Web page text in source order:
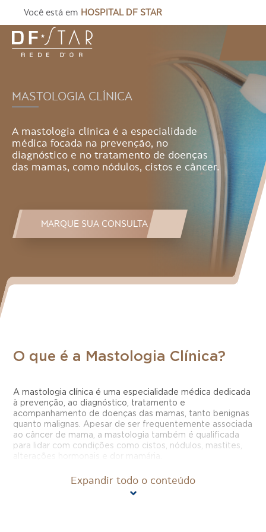
Você está em HOSPITAL DF STAR
MASTOLOGIA CLÍNICA
A mastologia clínica é a especialidade
médica focada na prevenção, no
diagnóstico e no tratamento de doenças
das mamas, como nódulos, cistos e câncer.
MARQUE SUA CONSULTA
O que é a Mastologia Clínica?
A mastologia clínica é uma especialidade médica dedicada
à prevenção, ao diagnóstico, tratamento e
acompanhamento de doenças das mamas, tanto benignas
quanto malignas. Apesar de ser frequentemente associada
ao câncer de mama, a mastologia também é qualificada
para lidar com condições como cistos, nódulos, mastites,
Um mastologista cuida do quê?
Expandir todo o conteúdo